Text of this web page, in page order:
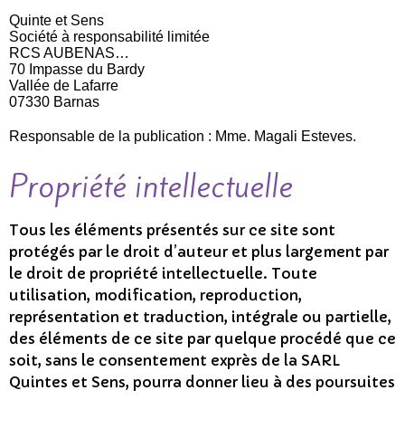
Quinte et Sens
Société à responsabilité limitée
RCS AUBENAS…
70 Impasse du Bardy
Vallée de Lafarre
07330 Barnas
Responsable de la publication : Mme. Magali Esteves.
Propriété intellectuelle
Tous les éléments présentés sur ce site sont
protégés par le droit d’auteur et plus largement par
le droit de propriété intellectuelle. Toute
utilisation, modification, reproduction,
représentation et traduction, intégrale ou partielle,
des éléments de ce site par quelque procédé que ce
soit, sans le consentement exprès de la SARL
Quintes et Sens, pourra donner lieu à des poursuites